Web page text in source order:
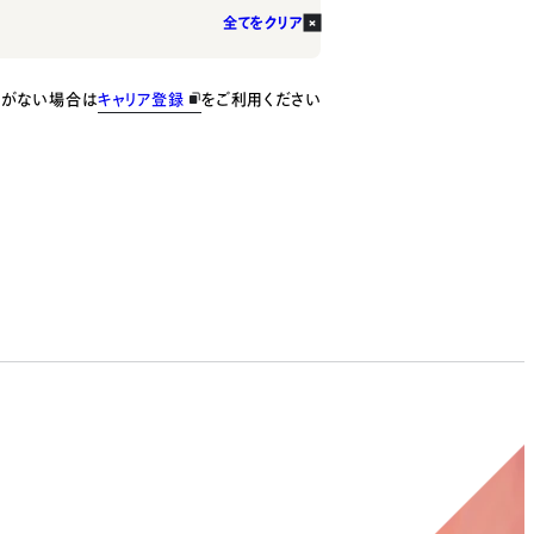
全てをクリア
ない場合はキャリア登録 をご利用ください